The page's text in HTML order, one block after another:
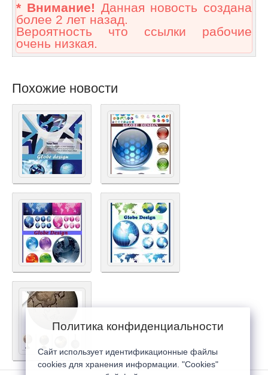
* Внимание! Данная новость создана
более 2 лет назад.
Вероятность что ссылки рабочие
очень низкая.
Похожие новости
Политика конфиденциальности
Сайт использует идентификационные файлы
cookies для хранения информации. "Cookies"